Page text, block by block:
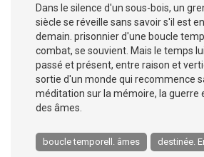
Dans le silence d'un sous-bois, un
siècle se réveille sans savoir s'il est
demain. prisonnier d'une boucle
combat, se souvient. Mais le temps
passé et présent, entre raison et
sortie d'un monde qui recommence
méditation sur la mémoire, la guerre
des âmes.
boucle temporell. âmes destinée.